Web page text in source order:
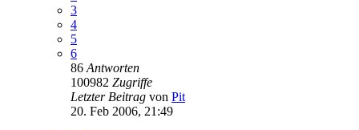
3
4
5
6
86 Antworten
100982 Zugriffe
Letzter Beitrag von Pit
20. Feb 2006, 21:49